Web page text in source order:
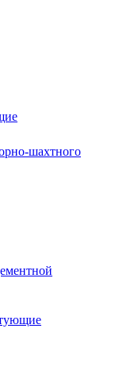
шахтного